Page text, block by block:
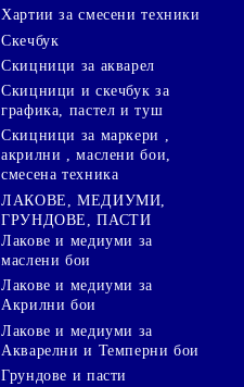
Хартии за смесени техники
Скечбук
Скицници за акварел
Скицници и скечбук за
графика, пастел и туш
Скицници за маркери ,
акрилни , маслени бои,
смесена техника
ЛАКОВЕ, МЕДИУМИ,
ГРУНДОВЕ, ПАСТИ
Лакове и медиуми за
маслени бои
Лакове и медиуми за
Акрилни бои
Лакове и медиуми за
Акварелни и Темперни бои
Грундове и пасти